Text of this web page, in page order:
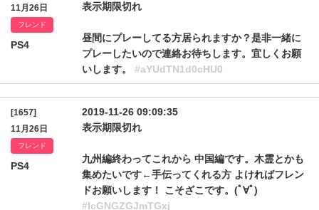
11月26日
フレンド
PS4
表示期限切れ
昼間にプレーしてる方居られますか？是非一緒に
プレーしたいので連絡お待ちします。宜しくお願
いします。 #aYUdTN1d0cHU0
[1657]
11月26日
フレンド
PS4
2019-11-26 09:09:35
表示期限切れ
九州編終わってこれから 中国編です。木霊とかも
集めたいです←手伝ってくれる方 よければフレン
ドお願いします！ こそざこです。(ﾟ∀ﾟ)
#IcGNGZGJmTGxj